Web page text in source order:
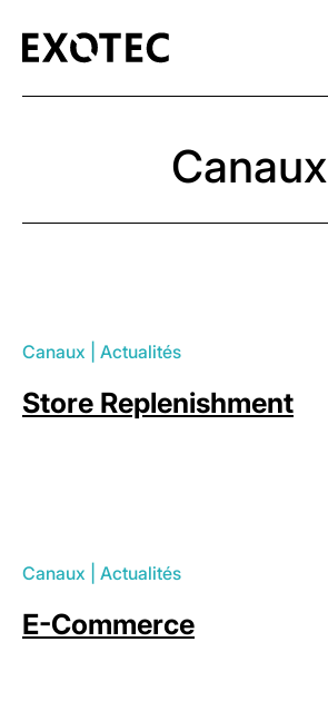
Canaux
Canaux Actualités
Store Replenishment
Canaux Actualités
E-Commerce